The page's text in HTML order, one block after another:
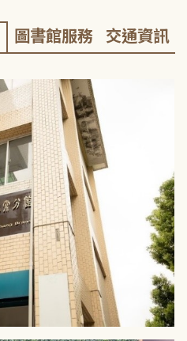
圖書館服務 交通資訊